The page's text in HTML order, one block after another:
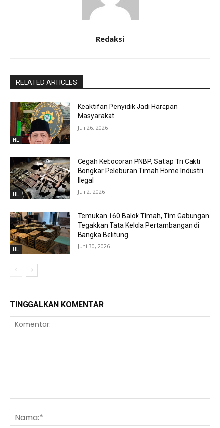
Redaksi
RELATED ARTICLES
HL
Keaktifan Penyidik Jadi Harapan
Masyarakat
Juli 26, 2026
HL
Cegah Kebocoran PNBP, Satlap Tri Cakti
Bongkar Peleburan Timah Home Industri
Ilegal
Juli 2, 2026
HL
Temukan 160 Balok Timah, Tim Gabungan
Tegakkan Tata Kelola Pertambangan di
Bangka Belitung
Juni 30, 2026
TINGGALKAN KOMENTAR